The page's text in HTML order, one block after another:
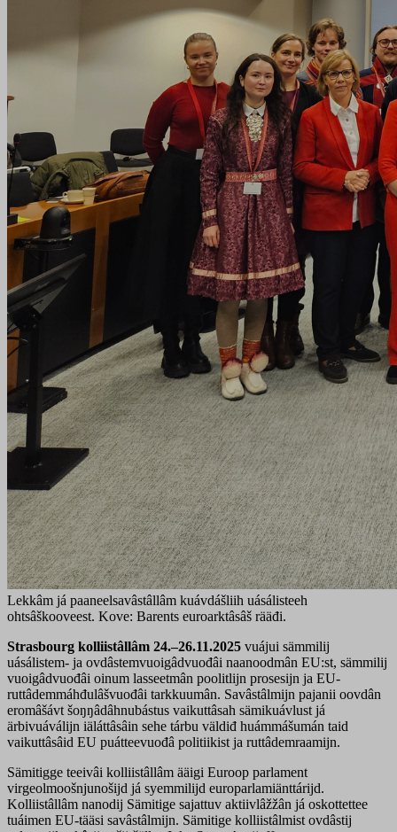
Lekkâm já paaneelsavâstâllâm kuávdášliih uásálisteeh
ohtsâškooveest. Kove: Barents euroarktâsâš rääđi.
Strasbourg kolliistâllâm 24.–26.11.2025 vuájui sämmilij
uásálistem- ja ovdâstemvuoigâdvuođâi naanoodmân EU:st, sämmilij
vuoigâdvuođâi oinum lasseetmân poolitlijn prosesijn ja EU-
ruttâdemmáhđulâšvuođâi tarkkuumân. Savâstâlmijn pajanii oovdân
eromâšávt šoŋŋâdâhnubástus vaikuttâsah sämikuávlust já
ärbivuáválijn iäláttâsâin sehe tárbu väldiđ huámmášumán taid
vaikuttâsâid EU puátteevuođâ politiikist ja ruttâdemraamijn.
Sämitigge teeivâi kolliistâllâm ääigi Euroop parlament
virgeolmoošnjunošijd já syemmilijd europarlamiänttárijd.
Kolliistâllâm nanodij Sämitige sajattuv aktiivlâžžân já oskottettee
tuáimen EU-tääsi savâstâlmijn. Sämitige kolliistâlmist ovdâstij